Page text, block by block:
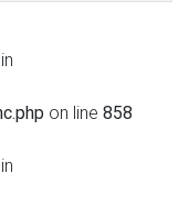
on line 858